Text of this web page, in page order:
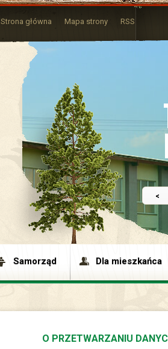
<
Strona główna Mapa strony RSS
Samorząd Dla mieszkańca
O PRZETWARZANIU